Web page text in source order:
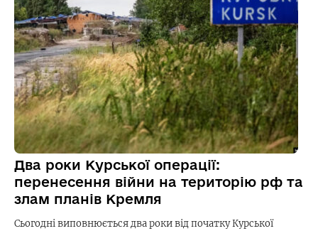
Два роки Курської операції:
перенесення війни на територію рф та
злам планів Кремля
Сьогодні виповнюється два роки від початку Курської